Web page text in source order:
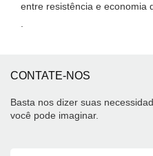
entre resistência e economia
CONTATE-NOS
Basta nos dizer suas
você pode imaginar.